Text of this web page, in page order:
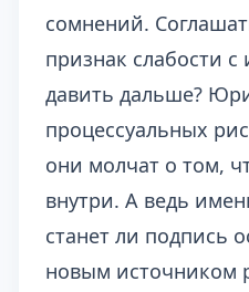
сомнений.
признак слабости
давить дальше?
процессуальных
они молчат о том,
внутри. А ведь
станет ли подпись
новым источником